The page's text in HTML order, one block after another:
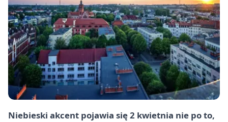
Niebieski akcent pojawia się 2 kwietnia nie po to,